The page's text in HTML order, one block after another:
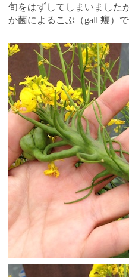
旬をはずしてしまいました
か菌によるこぶ（gall 癭）